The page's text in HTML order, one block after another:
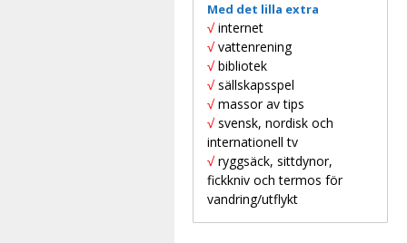
Med det lilla extra
√ internet
√ vattenrening
√ bibliotek
√ sällskapsspel
√ massor av tips
√ svensk, nordisk och
internationell tv
√ ryggsäck, sittdynor,
fickkniv och termos för
vandring/utflykt